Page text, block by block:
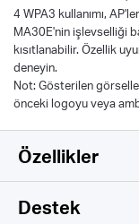
4 WPA3 kullanımı,
MA30E'nin işlevselliği
kısıtlanabilir. Özellik
deneyin.
Not: Gösterilen
önceki logoyu veya
Özellikler
Wireless
Destek